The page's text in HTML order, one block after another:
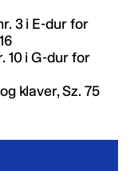
3 i E-dur for
10 i G-dur for
klaver, Sz. 75